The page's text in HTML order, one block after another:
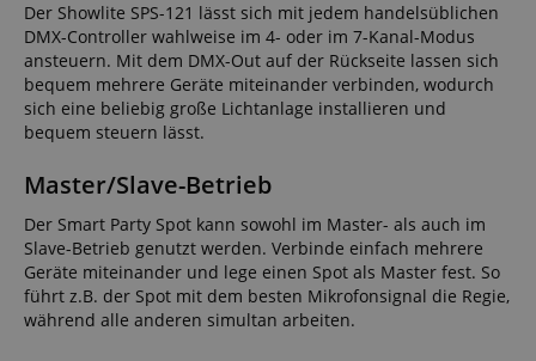
Der Showlite SPS-121 lässt sich mit jedem handelsüblichen
DMX-Controller wahlweise im 4- oder im 7-Kanal-Modus
ansteuern. Mit dem DMX-Out auf der Rückseite lassen sich
bequem mehrere Geräte miteinander verbinden, wodurch
sich eine beliebig große Lichtanlage installieren und
bequem steuern lässt.
Master/Slave-Betrieb
Der Smart Party Spot kann sowohl im Master- als auch im
Slave-Betrieb genutzt werden. Verbinde einfach mehrere
Geräte miteinander und lege einen Spot als Master fest. So
führt z.B. der Spot mit dem besten Mikrofonsignal die Regie,
während alle anderen simultan arbeiten.